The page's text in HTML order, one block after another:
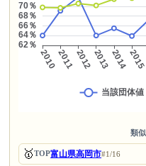
類
🥇TOP富山県高岡市#1/16